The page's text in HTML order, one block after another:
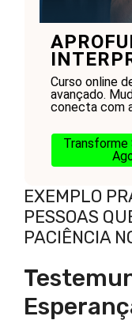
Curso online
avançado.
conecta com
Transforme
EXEMPLO
PESSOAS
PACIÊNCIA